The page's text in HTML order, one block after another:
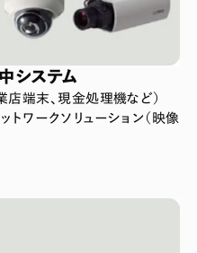
システム
端末、現金処理機など）
トワークソリューション（映像